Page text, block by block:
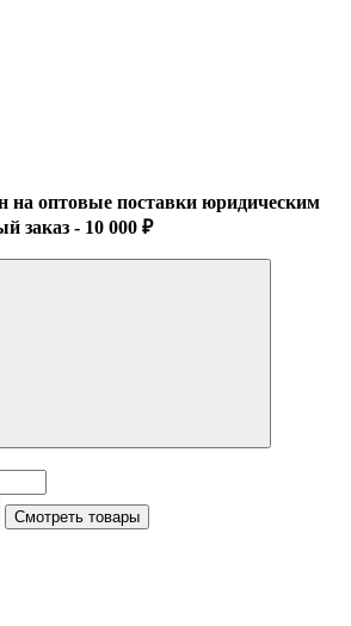
на оптовые поставки юридическим
заказ - 10 000 ₽
Смотреть товары